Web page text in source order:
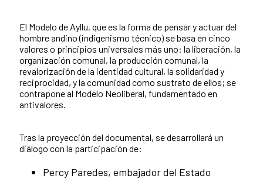
El Modelo de Ayllu, que es la forma de pensar y actuar del
hombre andino (indigenismo técnico) se basa en cinco
valores o principios universales más uno: la liberación, la
organización comunal, la producción comunal, la
revalorización de la identidad cultural, la solidaridad y
reciprocidad, y la comunidad como sustrato de ellos; se
contrapone al Modelo Neoliberal, fundamentado en
antivalores.
Tras la proyección del documental, se desarrollará un
diálogo con la participación de:
Percy Paredes, embajador del Estado